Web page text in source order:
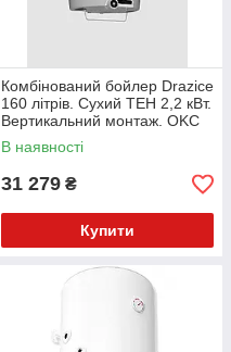
Комбінований бойлер Drazice
160 літрів. Сухий ТЕН 2,2 кВт.
Вертикальний монтаж. OKC
160 1м2
В наявності
31 279 ₴
Купити